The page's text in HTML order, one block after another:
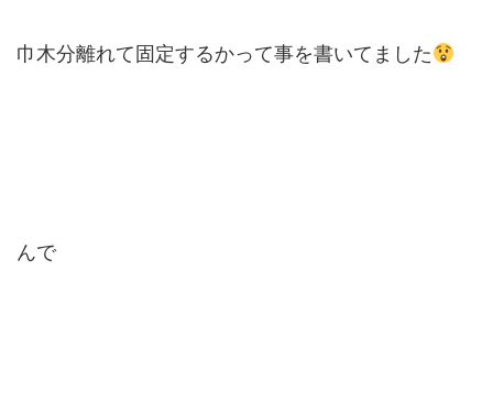
巾木分離れて固定するかって事を書いてました
んで